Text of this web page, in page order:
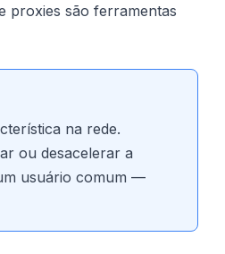
proxies são ferramentas
na rede.
ou desacelerar a
usuário comum —